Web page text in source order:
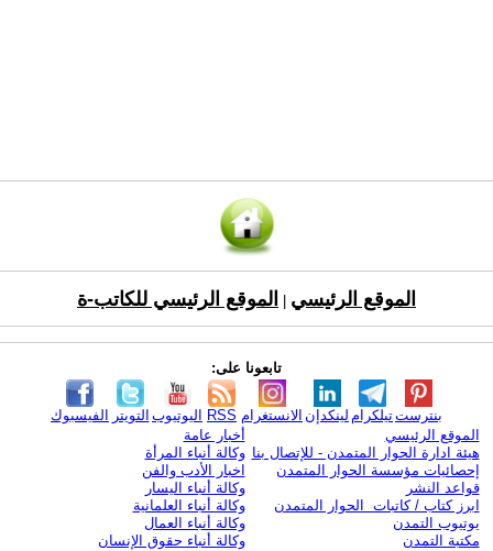
الموقع الرئيسي الموقع الرئيسي للكاتب-ة
تابعونا على:
الفيسبوك التويتر اليوتيوب RSS الانستغرام لينكدإن تيلكرامبنترست
الموقع الرئيسي
هيئة ادارة الحوار المتمدن - للإتصال بنا
إحصائيات مؤسسة الحوار المتمدن
قواعد النشر
ابرز كتاب / كاتبات الحوار المتمدن
يوتيوب التمدن
مكتبة التمدن
أخبار عامة
وكالة أنباء المرأة
اخبار الأدب والفن
وكالة أنباء اليسار
وكالة أنباء العلمانية
وكالة أنباء العمال
وكالة أنباء حقوق الإنسان